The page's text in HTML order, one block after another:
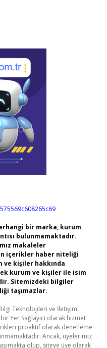
bir marka, kurum
bulunmamaktadır.
makaleler
içerikler haber niteliği
ve kişiler hakkında
kurum ve kişiler ile isim
Sitemizdeki bilgiler
taşımazlar.
Teknolojileri ve İletişim
Yer Sağlayıcı olarak hizmet
proaktif olarak denetleme
Ancak, üyelerimiz
olup, siteye üye olarak